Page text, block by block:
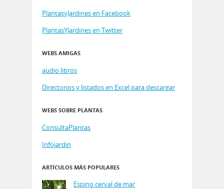
PlantasyJardines en Facebook
PlantasYJardines en Twitter
WEBS AMIGAS
audio libros
Directorios y listados en Excel para descargar
WEBS SOBRE PLANTAS
ConsultaPlantas
Infojardin
ARTÍCULOS MÁS POPULARES
Espino cerval de mar